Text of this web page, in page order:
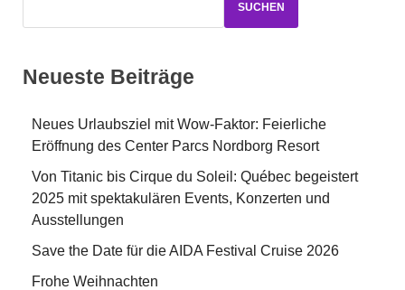
SUCHEN
Neueste Beiträge
Neues Urlaubsziel mit Wow-Faktor: Feierliche
Eröffnung des Center Parcs Nordborg Resort
Von Titanic bis Cirque du Soleil: Québec begeistert
2025 mit spektakulären Events, Konzerten und
Ausstellungen
Save the Date für die AIDA Festival Cruise 2026
Frohe Weihnachten